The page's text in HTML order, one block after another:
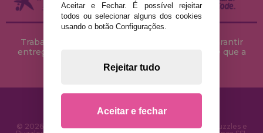
Trabalhamos com stocks permanentes para garantir
entregas rápidas no território peninsular, desde que a
encomenda seja feita até às 18h00.
© 2026 CasaDoPuzzle.com - Loja Online para comprar Puzzles e
Aceitar e Fechar. É possível rejeitar
todos ou selecionar alguns dos cookies
usando o botão Configurações.
Rejeitar tudo
Aceitar e fechar